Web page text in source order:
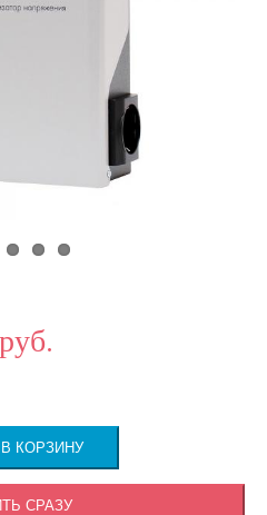
руб.
СРАЗУ